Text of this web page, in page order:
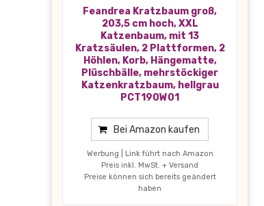
Feandrea Kratzbaum groß,
203,5 cm hoch, XXL
Katzenbaum, mit 13
Kratzsäulen, 2 Plattformen, 2
Höhlen, Korb, Hängematte,
Plüschbälle, mehrstöckiger
Katzenkratzbaum, hellgrau
PCT190W01
Bei Amazon kaufen
Werbung | Link führt nach Amazon
Preis inkl. MwSt. + Versand
Preise können sich bereits geändert
haben